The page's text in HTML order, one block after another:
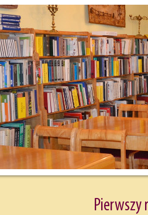
Pierwszy